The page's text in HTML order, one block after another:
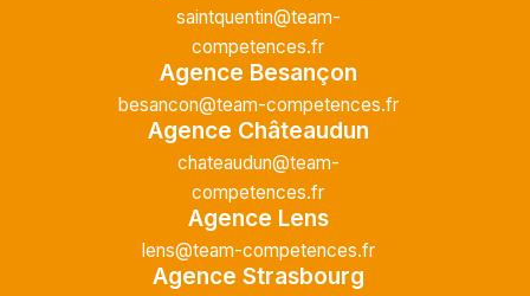
Manutentionnaire (H/F)
Aubigny-en-
07/07/2026
Temps plein
saintquentin@team-
competences.fr
Agence Besançon
besancon@team-competences.fr
Agence Châteaudun
chateaudun@team-
competences.fr
Agence Lens
lens@team-competences.fr
Agence Strasbourg